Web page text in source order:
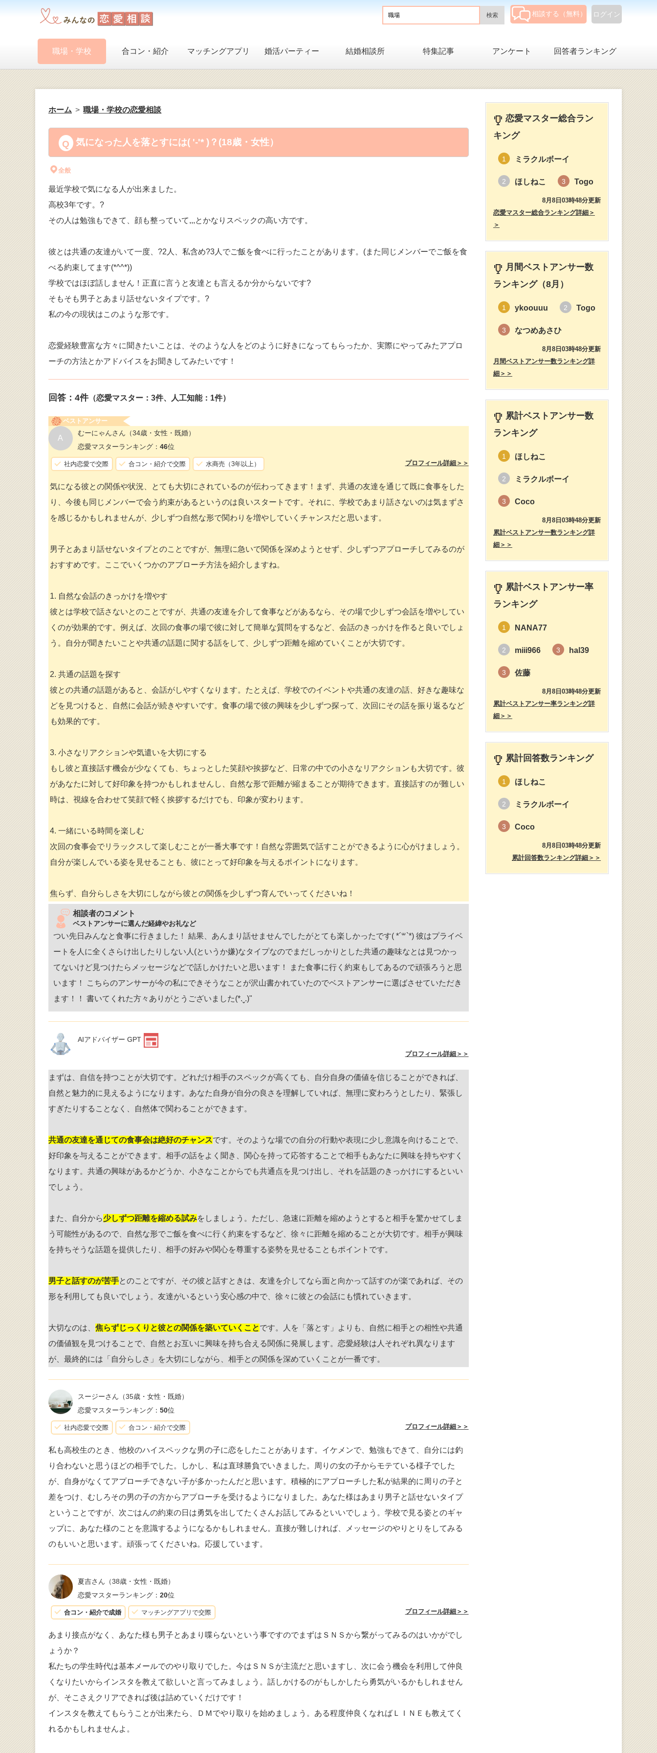
ログイン
相談する（無料）
職場・学校 合コン・紹介 マッチングアプリ 婚活パーティー 結婚相談所 特集記事 アンケート 回答者ランキング
ホーム 職場・学校の恋愛相談
気になった人を落とすには( '-'* )？(18歳・女性）
全般
最近学校で気になる人が出来ました。
高校3年です。?
その人は勉強もできて、顔も整っていて,,,とかなりスペックの高い方です。
彼とは共通の友達がいて一度、?2人、私含め?3人でご飯を食べに行ったことがあります。(また同じメンバーでご飯を食
べる約束してます(*^^*))
学校ではほぼ話しません！正直に言うと友達とも言えるか分からないです?
そもそも男子とあまり話せないタイプです。?
私の今の現状はこのような形です。
恋愛経験豊富な方々に聞きたいことは、そのような人をどのように好きになってもらったか、実際にやってみたアプロ
ーチの方法とかアドバイスをお聞きしてみたいです！
回答： 4件（恋愛マスター：3件、人工知能：1件）
ベストアンサー
A
むーにゃんさん （34歳・女性・既婚）
恋愛マスターランキング： 46位
社内恋愛で交際 合コン・紹介で交際 水商売（3年以上） プロフィール詳細＞＞
気になる彼との関係や状況、とても大切にされているのが伝わってきます！まず、共通の友達を通じて既に食事をした
り、今後も同じメンバーで会う約束があるというのは良いスタートです。それに、学校であまり話さないのは気まずさ
を感じるかもしれませんが、少しずつ自然な形で関わりを増やしていくチャンスだと思います。
男子とあまり話せないタイプとのことですが、無理に急いで関係を深めようとせず、少しずつアプローチしてみるのが
おすすめです。ここでいくつかのアプローチ方法を紹介しますね。
1. 自然な会話のきっかけを増やす
彼とは学校で話さないとのことですが、共通の友達を介して食事などがあるなら、その場で少しずつ会話を増やしてい
くのが効果的です。例えば、次回の食事の場で彼に対して簡単な質問をするなど、会話のきっかけを作ると良いでしょ
う。自分が聞きたいことや共通の話題に関する話をして、少しずつ距離を縮めていくことが大切です。
2. 共通の話題を探す
彼との共通の話題があると、会話がしやすくなります。たとえば、学校でのイベントや共通の友達の話、好きな趣味な
どを見つけると、自然に会話が続きやすいです。食事の場で彼の興味を少しずつ探って、次回にその話を振り返るなど
も効果的です。
3. 小さなリアクションや気遣いを大切にする
もし彼と直接話す機会が少なくても、ちょっとした笑顔や挨拶など、日常の中での小さなリアクションも大切です。彼
があなたに対して好印象を持つかもしれませんし、自然な形で距離が縮まることが期待できます。直接話すのが難しい
時は、視線を合わせて笑顔で軽く挨拶するだけでも、印象が変わります。
4. 一緒にいる時間を楽しむ
次回の食事会でリラックスして楽しむことが一番大事です！自然な雰囲気で話すことができるように心がけましょう。
自分が楽しんでいる姿を見せることも、彼にとって好印象を与えるポイントになります。
焦らず、自分らしさを大切にしながら彼との関係を少しずつ育んでいってくださいね！
相談者のコメント
ベストアンサーに選んだ経緯やお礼など
つい先日みんなと食事に行きました！ 結果、あんまり話せませんでしたがとても楽しかったです( *´꒳`*) 彼はプライベ
ートを人に全くさらけ出したりしない人(というか嫌)なタイプなのでまだしっかりとした共通の趣味なとは見つかっ
てないけど見つけたらメッセージなどで話しかけたいと思います！ また食事に行く約束もしてあるので頑張ろうと思
います！ こちらのアンサーが今の私にできそうなことが沢山書かれていたのでベストアンサーに選ばさせていただき
ます！！ 書いてくれた方々ありがとうございました(*.ˬ.)"
AIアドバイザー GPT
プロフィール詳細＞＞
まずは、自信を持つことが大切です。どれだけ相手のスペックが高くても、自分自身の価値を信じることができれば、
自然と魅力的に見えるようになります。あなた自身が自分の良さを理解していれば、無理に変わろうとしたり、緊張し
すぎたりすることなく、自然体で関わることができます。
共通の友達を通じての食事会は絶好のチャンスです。そのような場での自分の行動や表現に少し意識を向けることで、
好印象を与えることができます。相手の話をよく聞き、関心を持って応答することで相手もあなたに興味を持ちやすく
なります。共通の興味があるかどうか、小さなことからでも共通点を見つけ出し、それを話題のきっかけにするといい
でしょう。
また、自分から少しずつ距離を縮める試みをしましょう。ただし、急速に距離を縮めようとすると相手を驚かせてしま
う可能性があるので、自然な形でご飯を食べに行く約束をするなど、徐々に距離を縮めることが大切です。相手が興味
を持ちそうな話題を提供したり、相手の好みや関心を尊重する姿勢を見せることもポイントです。
男子と話すのが苦手とのことですが、その彼と話すときは、友達を介してなら面と向かって話すのが楽であれば、その
形を利用しても良いでしょう。友達がいるという安心感の中で、徐々に彼との会話にも慣れていきます。
大切なのは、 焦らずじっくりと彼との関係を築いていくことです。人を「落とす」よりも、自然に相手との相性や共通
の価値観を見つけることで、自然とお互いに興味を持ち合える関係に発展します。恋愛経験は人それぞれ異なります
が、最終的には「自分らしさ」を大切にしながら、相手との関係を深めていくことが一番です。
スージーさん （35歳・女性・既婚）
恋愛マスターランキング： 50位
社内恋愛で交際 合コン・紹介で交際 プロフィール詳細＞＞
私も高校生のとき、他校のハイスペックな男の子に恋をしたことがあります。イケメンで、勉強もできて、自分には釣
り合わないと思うほどの相手でした。しかし、私は直球勝負でいきました。周りの女の子からモテている様子でした
が、自身がなくてアプローチできない子が多かったんだと思います。積極的にアプローチした私が結果的に周りの子と
差をつけ、むしろその男の子の方からアプローチを受けるようになりました。あなた様はあまり男子と話せないタイプ
ということですが、次ごはんの約束の日は勇気を出してたくさんお話してみるといいでしょう。学校で見る姿とのギャ
ップに、あなた様のことを意識するようになるかもしれません。直接が難しければ、メッセージのやりとりをしてみる
のもいいと思います。頑張ってくださいね。応援しています。
夏吉さん （38歳・女性・既婚）
恋愛マスターランキング： 20位
合コン・紹介で成婚 マッチングアプリで交際 プロフィール詳細＞＞
あまり接点がなく、あなた様も男子とあまり喋らないという事ですのでまずはＳＮＳから繋がってみるのはいかがでし
ょうか？
私たちの学生時代は基本メールでのやり取りでした。今はＳＮＳが主流だと思いますし、次に会う機会を利用して仲良
くなりたいからインスタを教えて欲しいと言ってみましょう。話しかけるのがもしかしたら勇気がいるかもしれません
が、そこさえクリアできれば後は詰めていくだけです！
インスタを教えてもらうことが出来たら、ＤＭでやり取りを始めましょう。ある程度仲良くなればＬＩＮＥも教えてく
れるかもしれませんよ。
恋愛マスター総合ラン
キング
1 ミラクルボーイ
2 ほしねこ 3 Togo
8月8日03時48分更新
恋愛マスター総合ランキング詳細＞
＞
月間ベストアンサー数
ランキング（8月）
1 ykoouuu 2 Togo
3 なつめあさひ
8月8日03時48分更新
月間ベストアンサー数ランキング詳
細＞＞
累計ベストアンサー数
ランキング
1 ほしねこ
2 ミラクルボーイ
3 Coco
8月8日03時48分更新
累計ベストアンサー数ランキング詳
細＞＞
累計ベストアンサー率
ランキング
1 NANA77
2 miii966 3 hal39
3 佐藤
8月8日03時48分更新
累計ベストアンサー率ランキング詳
細＞＞
累計回答数ランキング
1 ほしねこ
2 ミラクルボーイ
3 Coco
8月8日03時48分更新
累計回答数ランキング詳細＞＞